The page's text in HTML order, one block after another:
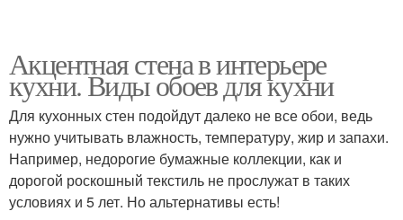
Акцентная стена в интерьере
кухни. Виды обоев для кухни
Для кухонных стен подойдут далеко не все обои, ведь
нужно учитывать влажность, температуру, жир и запахи.
Например, недорогие бумажные коллекции, как и
дорогой роскошный текстиль не прослужат в таких
условиях и 5 лет. Но альтернативы есть!